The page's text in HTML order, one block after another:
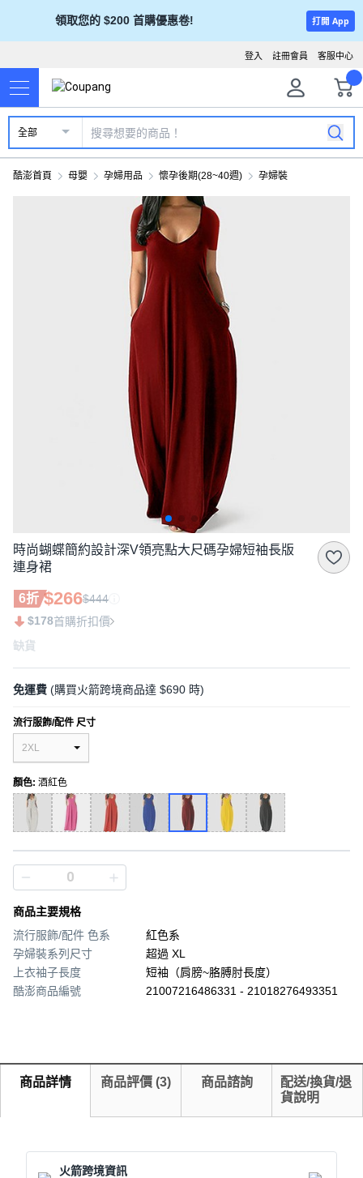
領取您的 $200 首購優惠卷! 打開 App
客服中心
註冊會員
登入
全部
酷澎首頁 母嬰 孕婦用品 懷孕後期(28~40週) 孕婦裝
時尚蝴蝶簡約設計深V領亮點大尺碼孕婦短袖長版
連身裙
6折 $266$444
$178首購折扣價
缺貨
免運費 (購買火箭跨境商品達 $690 時)
流行服飾/配件 尺寸
2XL
顏色: 酒紅色
商品主要規格
流行服飾/配件 色系
紅色系
孕婦裝系列尺寸
超過 XL
上衣袖子長度
短袖（肩膀~胳膊肘長度）
酷澎商品編號
21007216486331 - 21018276493351
商品詳情 商品評價 (3) 商品諮詢
配送/換貨/退
貨說明
火箭跨境資訊